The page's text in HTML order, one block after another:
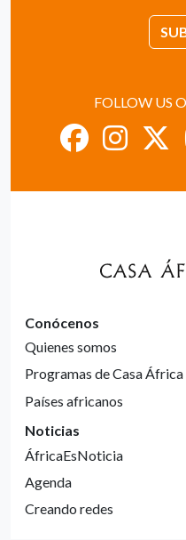
FOLLOW US
Conócenos
Quienes somos
Programas de Casa África
Países africanos
Noticias
ÁfricaEsNoticia
Agenda
Creando redes